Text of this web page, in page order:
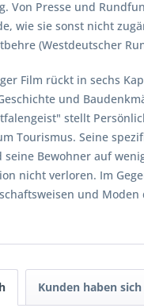
Von Presse und
wie sie sonst nicht
(Westdeutscher
Film rückt in sechs
und
stellt
Tourismus. Seine
seine Bewohner auf
nicht verloren. Im
und Moden
Kunden haben